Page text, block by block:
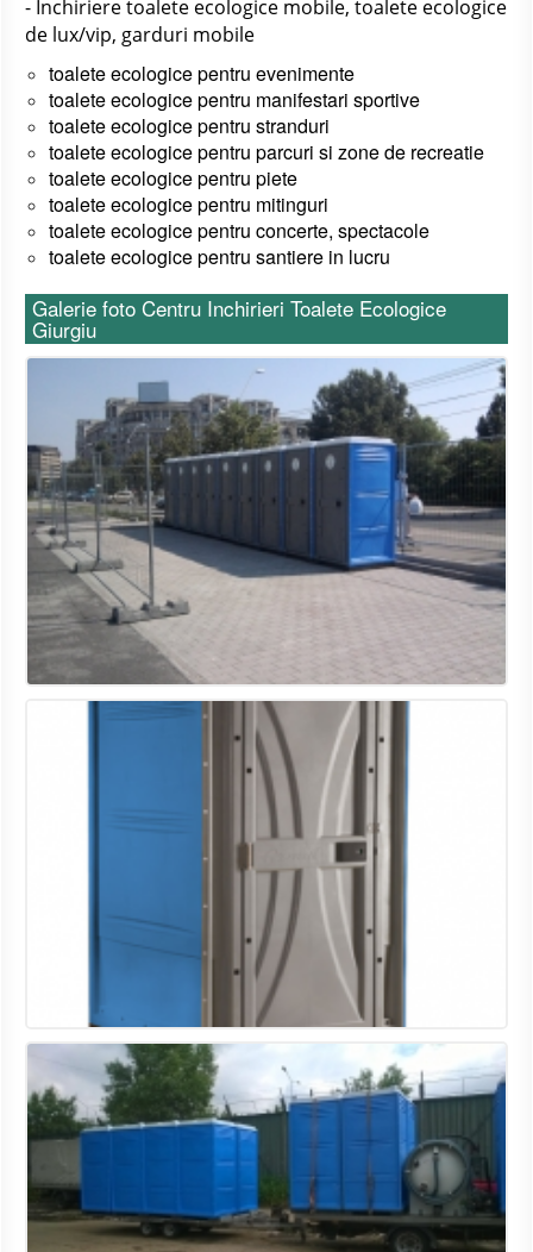
- Inchiriere toalete ecologice mobile, toalete ecologice
de lux/vip, garduri mobile
toalete ecologice pentru evenimente
toalete ecologice pentru manifestari sportive
toalete ecologice pentru stranduri
toalete ecologice pentru parcuri si zone de recreatie
toalete ecologice pentru piete
toalete ecologice pentru mitinguri
toalete ecologice pentru concerte, spectacole
toalete ecologice pentru santiere in lucru
Galerie foto Centru Inchirieri Toalete Ecologice
Giurgiu